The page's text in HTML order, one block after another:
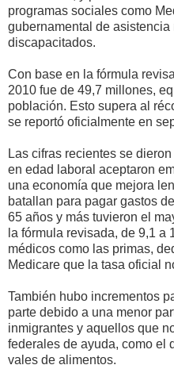
programas sociales como
gubernamental de
discapacitados.
Con base en la fórmula
2010 fue de 49,7 millones,
población. Esto supera al
se reportó oficialmente en
Las cifras recientes se
en edad laboral aceptaron
una economía que mejora
batallan para pagar gastos
65 años y más tuvieron el
la fórmula revisada, de 9,1 a
médicos como las primas,
Medicare que la tasa oficial
También hubo incrementos
parte debido a una menor
inmigrantes y aquellos que
federales de ayuda, como el
vales de alimentos.